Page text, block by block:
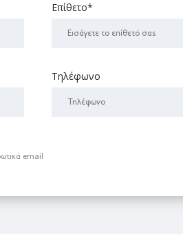
Επίθετο*
Τηλέφωνο
email